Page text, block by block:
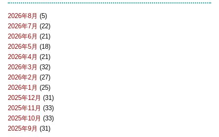
2026年8月 (5)
2026年7月 (22)
2026年6月 (21)
2026年5月 (18)
2026年4月 (21)
2026年3月 (32)
2026年2月 (27)
2026年1月 (25)
2025年12月 (31)
2025年11月 (33)
2025年10月 (33)
2025年9月 (31)